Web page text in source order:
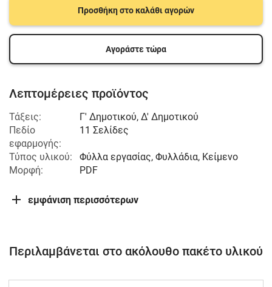
Προσθήκη στο καλάθι αγορών
Αγοράστε τώρα
Λεπτομέρειες προϊόντος
Τάξεις: Γ' Δημοτικού, Δ' Δημοτικού
Πεδίο
εφαρμογής:
11 Σελίδες
Τύπος υλικού:
Φύλλα εργασίας, Φυλλάδια, Κείμενο
Μορφή:
PDF
εμφάνιση περισσότερων
Περιλαμβάνεται στο ακόλουθο πακέτο υλικού